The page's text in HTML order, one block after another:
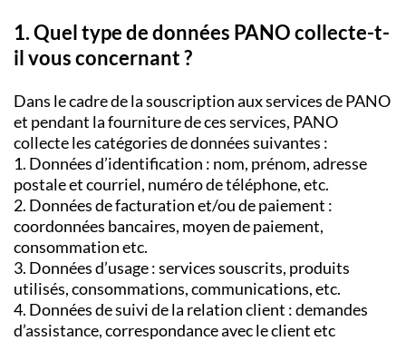
1. Quel type de données PANO collecte-t-
il vous concernant ?
Dans le cadre de la souscription aux services de PANO
et pendant la fourniture de ces services, PANO
collecte les catégories de données suivantes :
1. Données d’identification : nom, prénom, adresse
postale et courriel, numéro de téléphone, etc.
2. Données de facturation et/ou de paiement :
coordonnées bancaires, moyen de paiement,
consommation etc.
3. Données d’usage : services souscrits, produits
utilisés, consommations, communications, etc.
4. Données de suivi de la relation client : demandes
d’assistance, correspondance avec le client etc